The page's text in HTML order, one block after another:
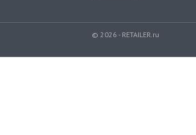
© 2026 - RETAILER.ru